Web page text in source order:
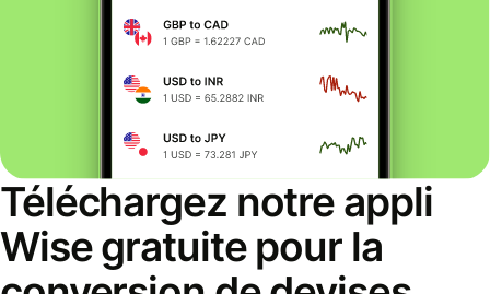
Téléchargez notre appli
Wise gratuite pour la